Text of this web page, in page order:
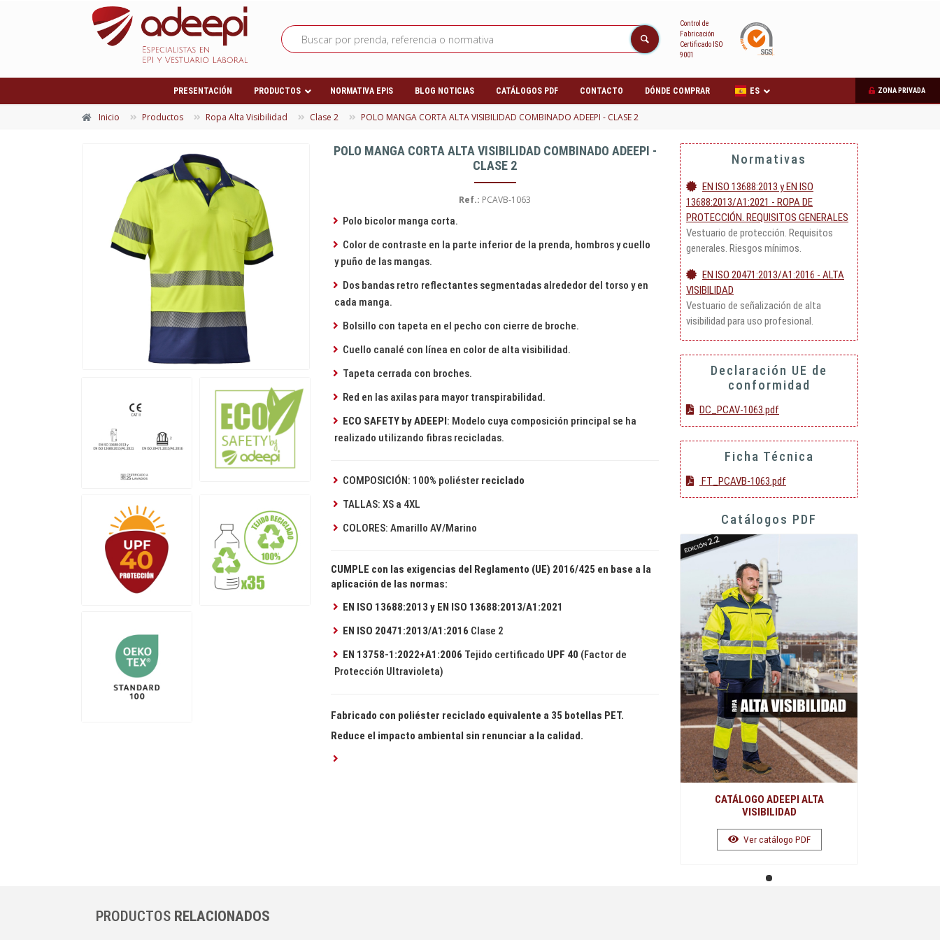
Control de
Fabricación
Certificado ISO
9001
PRESENTACIÓN PRODUCTOS NORMATIVA EPIS BLOG NOTICIAS CATÁLOGOS PDF CONTACTO DÓNDE COMPRAR ZONA PRIVADA
ES
Inicio Productos Ropa Alta Visibilidad Clase 2 POLO MANGA CORTA ALTA VISIBILIDAD COMBINADO ADEEPI - CLASE 2
POLO MANGA CORTA ALTA VISIBILIDAD COMBINADO ADEEPI -
CLASE 2
Ref.: PCAVB-1063
Polo bicolor manga corta.
Color de contraste en la parte inferior de la prenda, hombros y cuello
y puño de las mangas.
Dos bandas retro reflectantes segmentadas alrededor del torso y en
cada manga.
Bolsillo con tapeta en el pecho con cierre de broche.
Cuello canalé con línea en color de alta visibilidad.
Tapeta cerrada con broches.
Red en las axilas para mayor transpirabilidad.
ECO SAFETY by ADEEPI : Modelo cuya composición principal se ha
realizado utilizando fibras recicladas.
COMPOSICIÓN: 100% poliéster reciclado
TALLAS: XS a 4XL
COLORES: Amarillo AV/Marino
CUMPLE con las exigencias del Reglamento (UE) 2016/425 en base a la
aplicación de las normas:
EN ISO 13688:2013 y EN ISO 13688:2013/A1:2021
EN ISO 20471:2013/A1:2016 Clase 2
EN 13758-1:2022+A1:2006 Tejido certificado UPF 40 (Factor de
Protección Ultravioleta)
Fabricado con poliéster reciclado equivalente a 35 botellas PET.
Reduce el impacto ambiental sin renunciar a la calidad.
Normativas
EN ISO 13688:2013 y EN ISO
13688:2013/A1:2021 - ROPA DE
PROTECCIÓN. REQUISITOS GENERALES
Vestuario de protección. Requisitos
generales. Riesgos mínimos.
EN ISO 20471:2013/A1:2016 - ALTA
VISIBILIDAD
Vestuario de señalización de alta
visibilidad para uso profesional.
Declaración UE de
conformidad
DC_PCAV-1063.pdf
Ficha Técnica
FT_PCAVB-1063.pdf
Catálogos PDF
CATÁLOGO ADEEPI ALTA
VISIBILIDAD
Ver catálogo PDF
PRODUCTOS RELACIONADOS